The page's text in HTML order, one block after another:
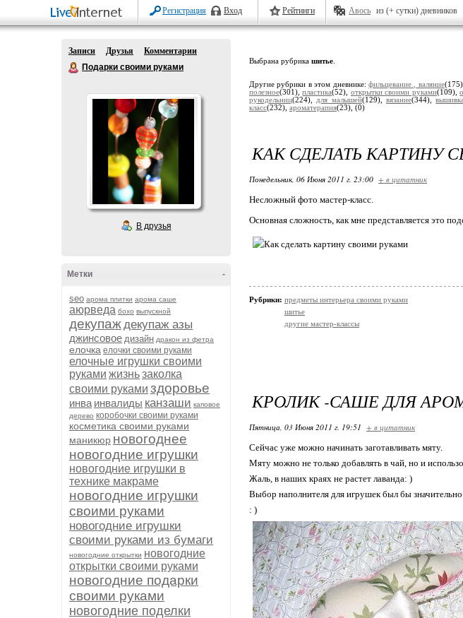
Регистрация Вход Рейтинги Авось из (+ сутки) дневников
Записи Друзья
Комментарии
Подарки своими руками
В друзья
-
Метки
seo арома плитки арома саше
аюрведа бохо выпускной
декупаждекупаж азы
джинсовое дизайн дракон из фетра
елочка елочки своими руками
елочные игрушки своими
руками жизньзаколка
своими руками здоровье
инва инвалиды канзаши каповое
дерево коробочки своими руками
косметика своими руками
маникюр новогоднее
новогодние игрушки
новогодние игрушки в
технике макраме
новогодние игрушки
своими руками
новогодние игрушки
своими руками из бумаги
новогодние открытки новогодние
открытки своими руками
новогодние подарки
своими руками
новогодние поделки
Выбрана рубрика шитье
Другие рубрики в этом дневнике:фильцевание , валяние
полезное(301),пластика(52), открытки своими руками(109),
рукодельниц(224), для малышей(129),вязание(344),
класс(232), ароматерапия(23), (0)
КАК СДЕЛАТЬ КАРТИНУ
Понедельник, 06 Июня 2011 г. 23:00 + в цитатник
Несложный фото мастер-класс.
Основная сложность, как мне представляется это
Рубрики: предметы интерьера своими руками
шитье
другие мастер-классы
КРОЛИК -САШЕ ДЛЯ
Пятница, 03 Июня 2011 г. 19:51 + в цитатник
Сейчас уже можно начинать заготавливать мяту.
Мяту можно не только добавлять в чай, но и
Жаль, в наших краях не растет лаванда: )
Выбор наполнителя для игрушек был бы
: )